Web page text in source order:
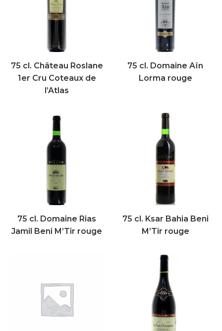
75 cl. Château Roslane
1er Cru Coteaux de
l’Atlas
75 cl. Domaine Aïn
Lorma rouge
75 cl. Domaine Rias
Jamil Beni M’Tir rouge
75 cl. Ksar Bahia Beni
M’Tir rouge